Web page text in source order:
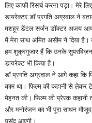
लिए काफी रिसर्च करना पड़ा। मेरे
डायरेक्टर डॉ प्रगति अग्रवाल ने
मशहूर डेंटल सर्जन डॉक्टर अजय
में मेरा साथ अमित असीम ने दिया
हम शुक्रगुजार हैं कि उनके सुपरविज़न
डायरेक्ट भी किया है।
डॉ प्रगति अग्रवाल ने आगे कहा कि
काम था। फिल्म की कहानी से लेकर
मेहनत की। फिल्म की प्रेरक कहानी
और मनोरंजन का भी पूरा साधन
पसंद आएगी।